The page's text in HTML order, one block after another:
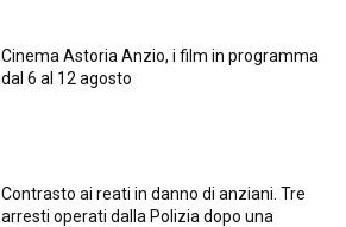
Cinema Astoria Anzio, i film in programma
dal 6 al 12 agosto
Contrasto ai reati in danno di anziani. Tre
arresti operati dalla Polizia dopo una